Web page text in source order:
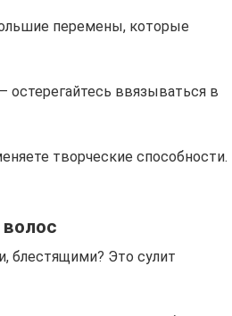
перемены, которые
остерегайтесь ввязываться в
творческие способности.
блестящими? Это сулит